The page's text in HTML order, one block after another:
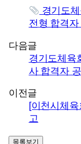
경기도
전형 합격
다음글
경기도체육
사 합격자
이전글
[이천시체
고